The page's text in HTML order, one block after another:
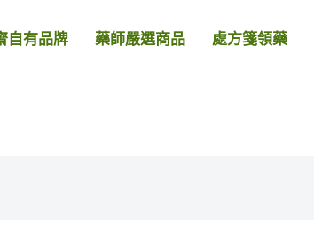
自有品牌 藥師嚴選商品 處方箋領藥